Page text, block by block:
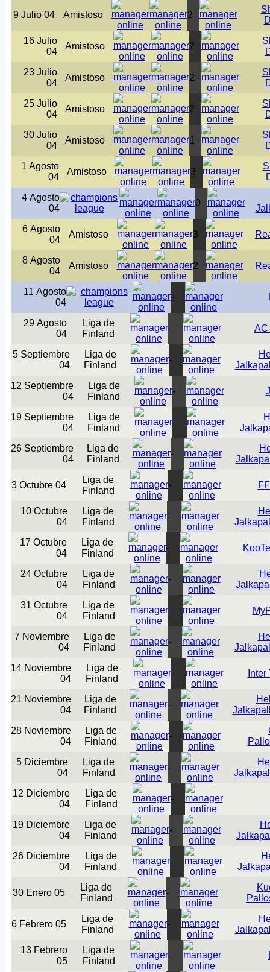
9 Julio 04 Amistoso 2
16 Julio
04
Amistoso 2
23 Julio
04
Amistoso 2
25 Julio
04
Amistoso 2
30 Julio
04
Amistoso 1
1 Agosto
04
Amistoso 3
4 Agosto
04
0
6 Agosto
04
Amistoso 3
8 Agosto
04
Amistoso 2
11 Agosto
04
-
29 Agosto
04
Liga de
Finland
- AC
5 Septiembre
04
Liga de
Finland
-
12 Septiembre
04
Liga de
Finland
-
19 Septiembre
04
Liga de
Finland
-
26 Septiembre
04
Liga de
Finland
-
3 Octubre 04
Liga de
Finland
-
10 Octubre
04
Liga de
Finland
-
17 Octubre
04
Liga de
Finland
-
24 Octubre
04
Liga de
Finland
-
31 Octubre
04
Liga de
Finland
-
7 Noviembre
04
Liga de
Finland
-
14 Noviembre
04
Liga de
Finland
- Inter
21 Noviembre
04
Liga de
Finland
-
28 Noviembre
04
Liga de
Finland
-
5 Diciembre
04
Liga de
Finland
-
12 Diciembre
04
Liga de
Finland
-
19 Diciembre
04
Liga de
Finland
-
26 Diciembre
04
Liga de
Finland
-
30 Enero 05
Liga de
Finland
-
6 Febrero 05
Liga de
Finland
-
13 Febrero
05
Liga de
Finland
-